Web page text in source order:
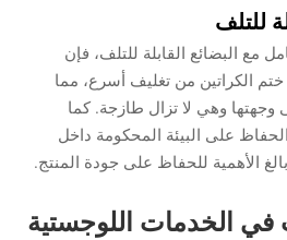
للتلف
مع البضائع القابلة للتلف، فإن
الكراتين من تغليف أسرع، مما
وهي لا تزال طازجة. كما
على البيئة المحكومة داخل
بالغ الأهمية للحفاظ على جودة المنتج.
في الخدمات اللوجستية